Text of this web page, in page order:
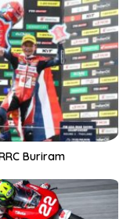
Buriram